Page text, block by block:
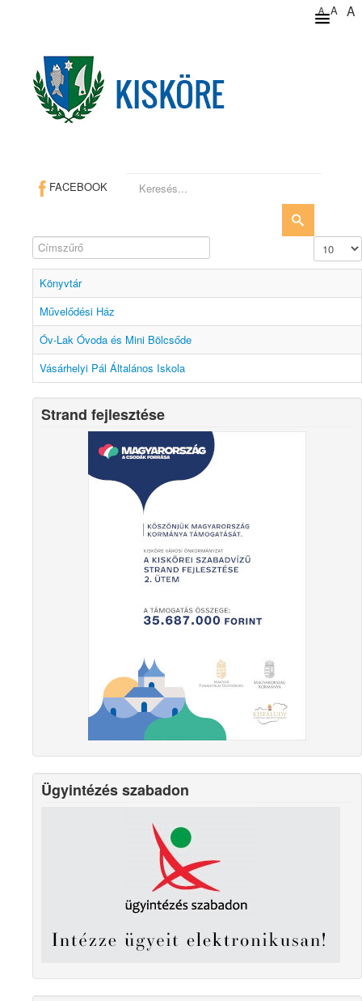
A A A
FACEBOOK
Címszűrő Tételek #
Könyvtár
Művelődési Ház
Óv-Lak Óvoda és Mini Bölcsőde
Vásárhelyi Pál Általános Iskola
Strand fejlesztése
Ügyintézés szabadon